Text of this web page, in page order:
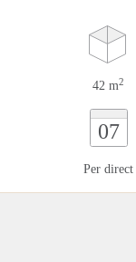
42 m2
07
Per direct